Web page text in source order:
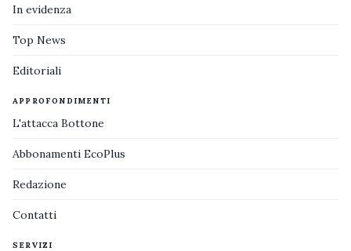
In evidenza
Top News
Editoriali
APPROFONDIMENTI
L'attacca Bottone
Abbonamenti EcoPlus
Redazione
Contatti
SERVIZI